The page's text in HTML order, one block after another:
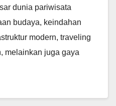
dunia pariwisata
budaya, keindahan
modern, traveling
melainkan juga gaya